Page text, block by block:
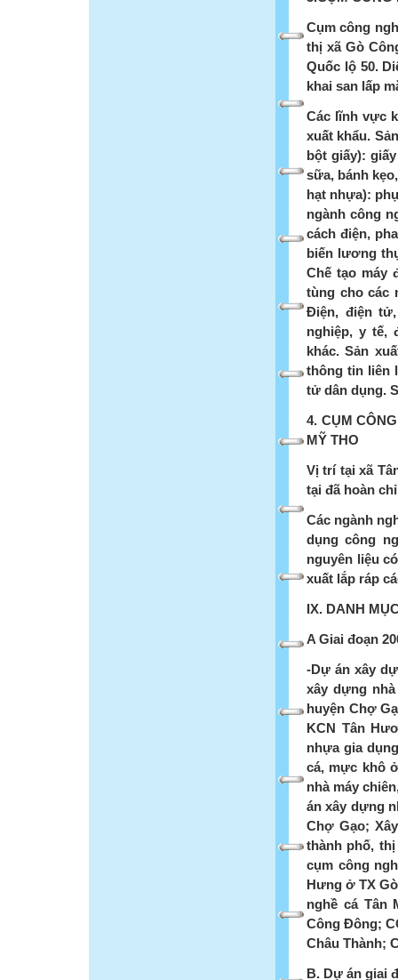
Cụm công
thị xã Gò
Quốc lộ 50.
khai san lấp
Các lĩnh vực
xuất khẩu.
bột giấy):
sữa, bánh
hạt nhựa):
ngành công
cách điện,
biến lương
Chế tạo máy
tùng cho các
Điện, điện
nghiệp, y tế,
khác. Sản
thông tin liên
tử dân dụng.
4. CỤM
MỸ THO
Vị trí tại xã
tại đã hoàn
Các ngành
dụng công
nguyên liệu
xuất lắp ráp
IX. DANH
A Giai đoạn
-Dự án xây
xây dựng
huyện Chợ
KCN Tân
nhựa gia
cá, mực khô
nhà máy
án xây dựng
Chợ Gạo;
thành phố,
cụm công
Hưng ở TX
nghề cá Tân
Công Đông;
Châu Thành;
B. Dự án giai